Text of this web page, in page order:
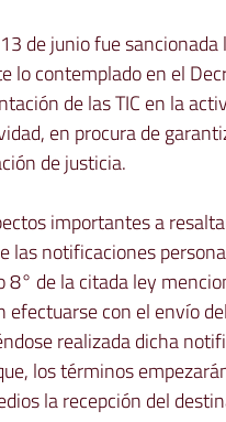
de junio fue
lo contemplado en el
de las TIC en la
en procura de
de justicia.
importantes a
las notificaciones
8° de la citada ley
con el envío
realizada dicha
los términos
la recepción del